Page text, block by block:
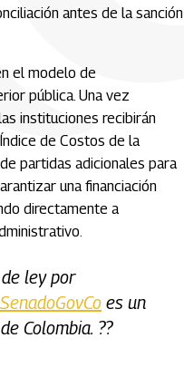
antes de la sanción
el modelo de
pública. Una vez
instituciones recibirán
de Costos de la
partidas adicionales para
una financiación
directamente a
ley por
es un
Colombia. ??